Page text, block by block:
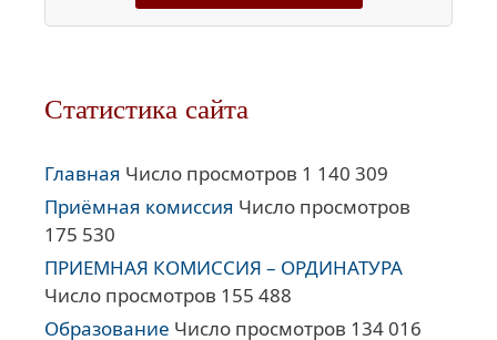
Статистика сайта
Главная Число просмотров 1 140 309
Приёмная комиссия Число просмотров
175 530
ПРИЕМНАЯ КОМИССИЯ – ОРДИНАТУРА
Число просмотров 155 488
Образование Число просмотров 134 016